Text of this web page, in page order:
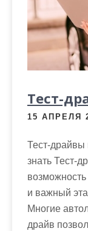
Тест-
15 АПРЕЛЯ
Тест-драйвы
знать Тест-
и важный
Многие
драйв